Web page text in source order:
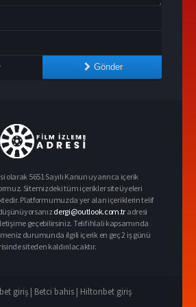
Gönder
olarak 5651 Sayılı Kanun uyarınca içerik
Sitemizdeki tüm içerikler site üyeleri
Platformumuzda yer alan içeriklerin telif
dergi@outlook.com.tr adresi
geçebilirsiniz. Telif ihlali kapsamında
durumunda ilgili içerik en geç 2 iş günü
siteden kaldırılacaktır.
giriş | Betci bahis | Hiltonbet giriş